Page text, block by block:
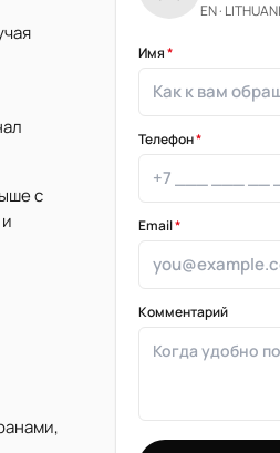
с
EN ·
Имя*
Телефон*
Email*
Комментарий